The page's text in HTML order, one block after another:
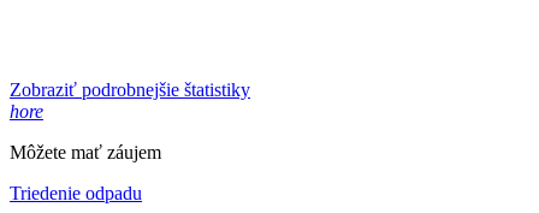
Zobraziť podrobnejšie štatistiky
hore
Môžete mať záujem
Triedenie odpadu